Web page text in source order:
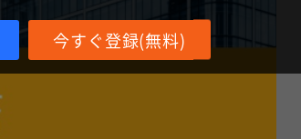
今すぐ登録(無料)